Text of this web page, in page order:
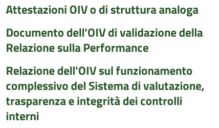
Attestazioni OIV o di struttura analoga
Documento dell'OIV di validazione della
Relazione sulla Performance
Relazione dell'OIV sul funzionamento
complessivo del Sistema di valutazione,
trasparenza e integrità dei controlli
interni